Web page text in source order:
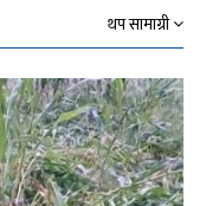
थप सामाग्री